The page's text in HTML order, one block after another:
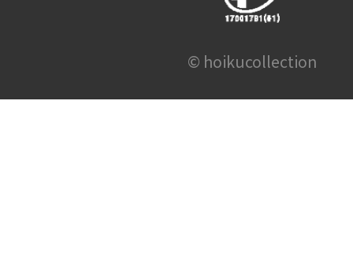
© hoikucollection